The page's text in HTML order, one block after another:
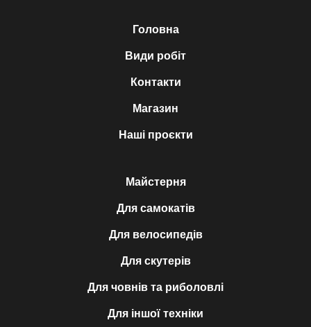
Головна
Види робіт
Контакти
Магазин
Наші проєкти
Майстерня
Для самокатів
Для велосипедів
Для скутерів
Для човнів та риболовлі
Для іншої техніки